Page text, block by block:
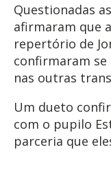
Questionadas
afirmaram que
repertório de
confirmaram se
nas outras
Um dueto
com o pupilo
parceria que